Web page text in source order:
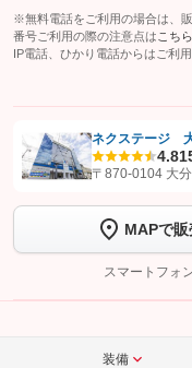
※無料電話をご利用の場合は、
番号ご利用の際の注意点は こちら
IP電話、ひかり電話からはご利
【STEP1】認証画面でグーネ
トーク画面で
ボ
完了してください
ネクステージ
4.8
〒870-0104 大
MAPで
スマートフォ
装備